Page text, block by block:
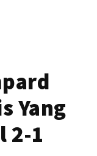
Yang
2-1